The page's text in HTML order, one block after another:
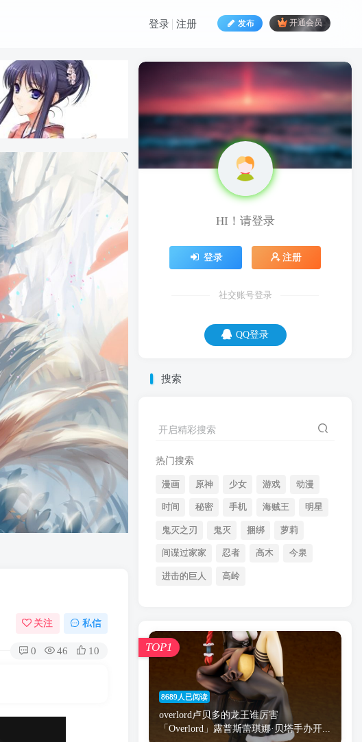
发布 开通会员
登录 注册
关注 私信
0 46 10
HI！请登录
登录 注册
社交账号登录
QQ登录
搜索
开启精彩搜索
热门搜索
漫画 原神 少女 游戏 动漫
时间 秘密 手机 海贼王 明星
鬼灭之刃 鬼灭 捆绑 萝莉
间谍过家家 忍者 高木 今泉
进击的巨人 高岭
8689人已阅读
overlord卢贝多的龙王谁厉害
「Overlord」露普斯蕾琪娜·贝塔手办开...
TOP1
HI！请登录
登录 注册
社交账号登录
QQ登录
我这人吧，永远不要挑战我的底线，否则
时间 秘密 手机 海贼王
鬼灭 捆绑 萝莉
间谍过家家 忍者 高木
进击的巨人 高岭